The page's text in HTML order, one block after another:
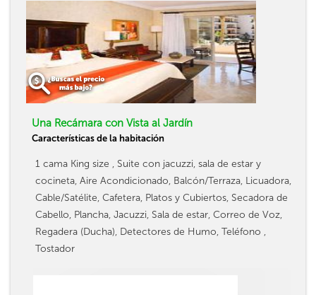
Una Recámara con Vista al Jardín
Características de la habitación
1 cama King size , Suite con jacuzzi, sala de estar y
cocineta, Aire Acondicionado, Balcón/Terraza, Licuadora,
Cable/Satélite, Cafetera, Platos y Cubiertos, Secadora de
Cabello, Plancha, Jacuzzi, Sala de estar, Correo de Voz,
Regadera (Ducha), Detectores de Humo, Teléfono ,
Tostador